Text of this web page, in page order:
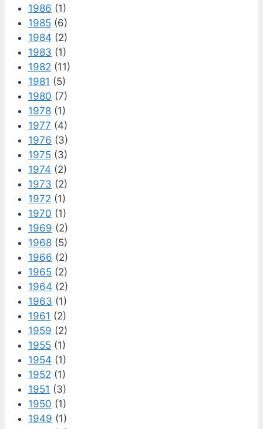
1986 (1)
1985 (6)
1984 (2)
1983 (1)
1982 (11)
1981 (5)
1980 (7)
1978 (1)
1977 (4)
1976 (3)
1975 (3)
1974 (2)
1973 (2)
1972 (1)
1970 (1)
1969 (2)
1968 (5)
1966 (2)
1965 (2)
1964 (2)
1963 (1)
1961 (2)
1959 (2)
1955 (1)
1954 (1)
1952 (1)
1951 (3)
1950 (1)
1949 (1)